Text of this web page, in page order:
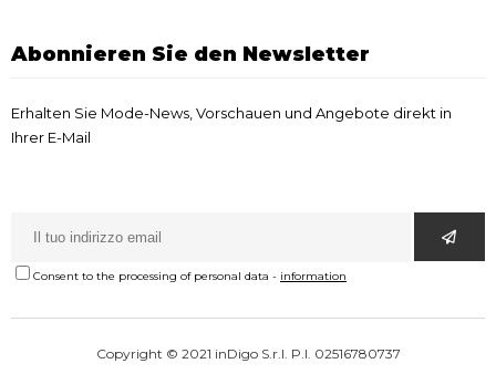
Abonnieren Sie den Newsletter
Erhalten Sie Mode-News, Vorschauen und Angebote direkt in
Ihrer E-Mail
Consent to the processing of personal data - information
Copyright © 2021 inDigo S.r.l. P.I. 02516780737